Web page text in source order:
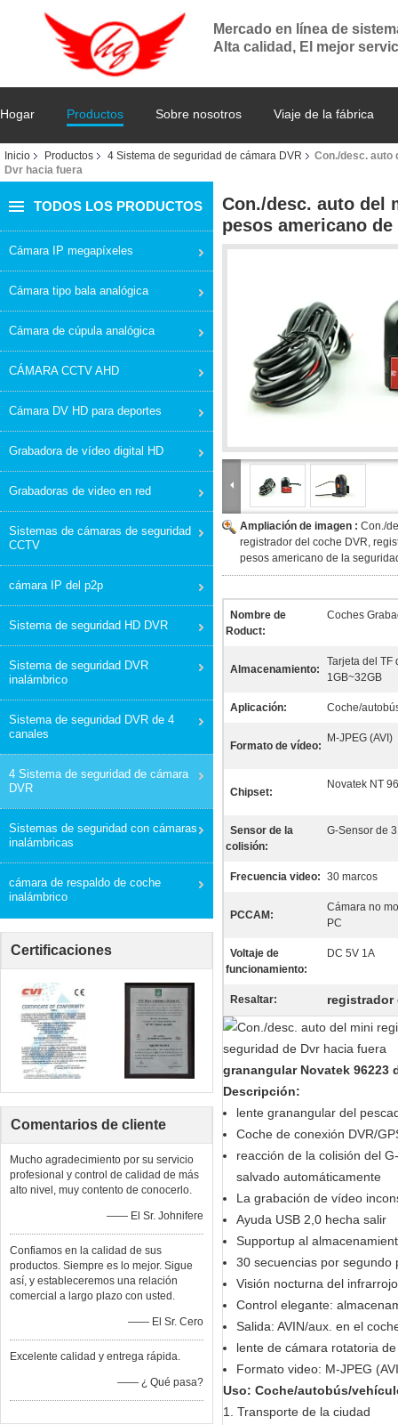
Mercado en línea de
Alta calidad, El mejor
Hogar Productos Sobre nosotros Viaje de la fábrica
Inicio Productos 4 Sistema de seguridad de cámara DVR
Con./desc. auto
Dvr hacia fuera
TODOS LOS PRODUCTOS
Cámara IP megapíxeles
Cámara tipo bala analógica
Cámara de cúpula analógica
CÁMARA CCTV AHD
Cámara DV HD para deportes
Grabadora de vídeo digital HD
Grabadoras de video en red
Sistemas de cámaras de seguridad
CCTV
cámara IP del p2p
Sistema de seguridad HD DVR
Sistema de seguridad DVR
inalámbrico
Sistema de seguridad DVR de 4
canales
4 Sistema de seguridad de cámara
DVR
Sistemas de seguridad con cámaras
inalámbricas
cámara de respaldo de coche
inalámbrico
Certificaciones
Comentarios de cliente
Mucho agradecimiento por su servicio
profesional y control de calidad de más
alto nivel, muy contento de conocerlo.
—— El Sr. Johnifere
Confiamos en la calidad de sus
productos. Siempre es lo mejor. Sigue
así, y estableceremos una relación
comercial a largo plazo con usted.
—— El Sr. Cero
Excelente calidad y entrega rápida.
—— ¿ Qué pasa?
Con./desc. auto del
pesos americano
Ampliación de imagen : Con./
registrador del coche DVR,
pesos americano de la
Nombre de
Roduct:
Coches
Almacenamiento:
Tarjeta del TF
1GB~32GB
Aplicación: Coche/
Formato de vídeo:
M-JPEG (AVI)
Chipset:
Novatek NT
Sensor de la
colisión:
G-Sensor de
Frecuencia video: 30 marcos
PCCAM:
Cámara no
PC
Voltaje de
funcionamiento:
DC 5V 1A
Resaltar: registrador
granangular Novatek 96223
Descripción:
lente granangular del
Coche de conexión DVR/
reacción de la colisión del
salvado automáticamente
La grabación de vídeo
Ayuda USB 2,0 hecha salir
Supportup al
30 secuencias por segundo
Visión nocturna del
Control elegante:
Salida: AVIN/aux. en el
lente de cámara rotatoria
Formato video: M-JPEG
Uso: Coche/autobús/
1. Transporte de la ciudad